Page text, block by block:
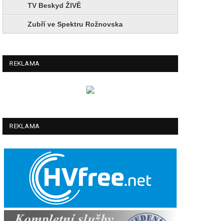
TV Beskyd ŽIVĚ
Zubří ve Spektru Rožnovska
REKLAMA
REKLAMA